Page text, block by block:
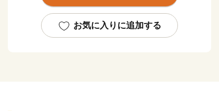
基づき「星が降（くだ）った松～降り松」から下松の地
名につながったと言われています。
お気に入りに追加する